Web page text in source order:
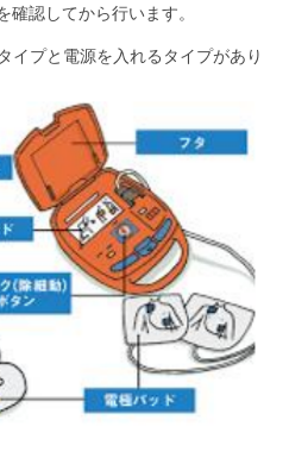
認してから行います。
イプと電源を入れるタイプがあり